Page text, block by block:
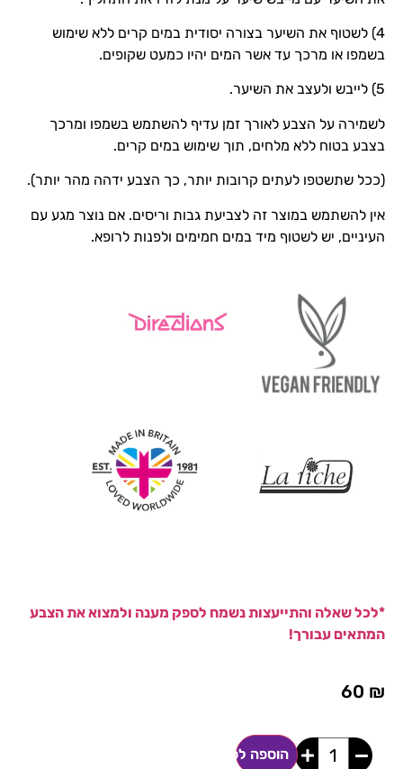
4) לשטוף את השיער בצורה יסודית במים קרים ללא שימוש
בשמפו או מרכך עד אשר המים יהיו כמעט שקופים.
5) לייבש ולעצב את השיער.
לשמירה על הצבע לאורך זמן עדיף להשתמש בשמפו ומרכך
בצבע בטוח ללא מלחים, תוך שימוש במים קרים.
(ככל שתשטפו לעתים קרובות יותר, כך הצבע ידהה מהר יותר).
אין להשתמש במוצר זה לצביעת גבות וריסים. אם נוצר מגע עם
העיניים, יש לשטוף מיד במים חמימים ולפנות לרופא.
*לכל שאלה והתייעצות נשמח לספק מענה ולמצוא את הצבע
המתאים עבורך!
60 ₪
הוספה לסל